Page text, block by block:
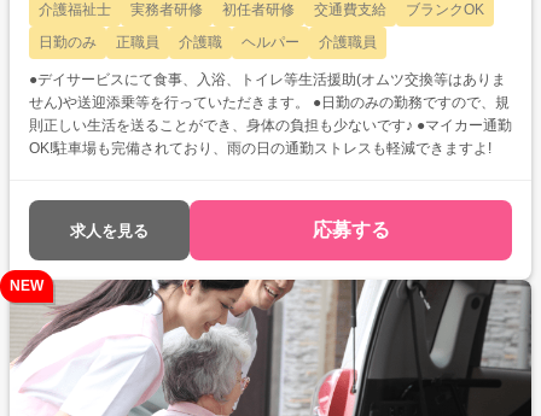
介護福祉士 実務者研修 初任者研修 交通費支給
ブランクOK
日勤のみ
正職員 介護職 ヘルパー 介護職員
●デイサービスにて食事、入浴、トイレ等生活援助(オムツ交換等はありま
せん)や送迎添乗等を行っていただきます。 ●日勤のみの勤務ですので、規
則正しい生活を送ることができ、身体の負担も少ないです♪ ●マイカー通勤
OK!駐車場も完備されており、雨の日の通勤ストレスも軽減できますよ!
求人を見る 応募する
NEW